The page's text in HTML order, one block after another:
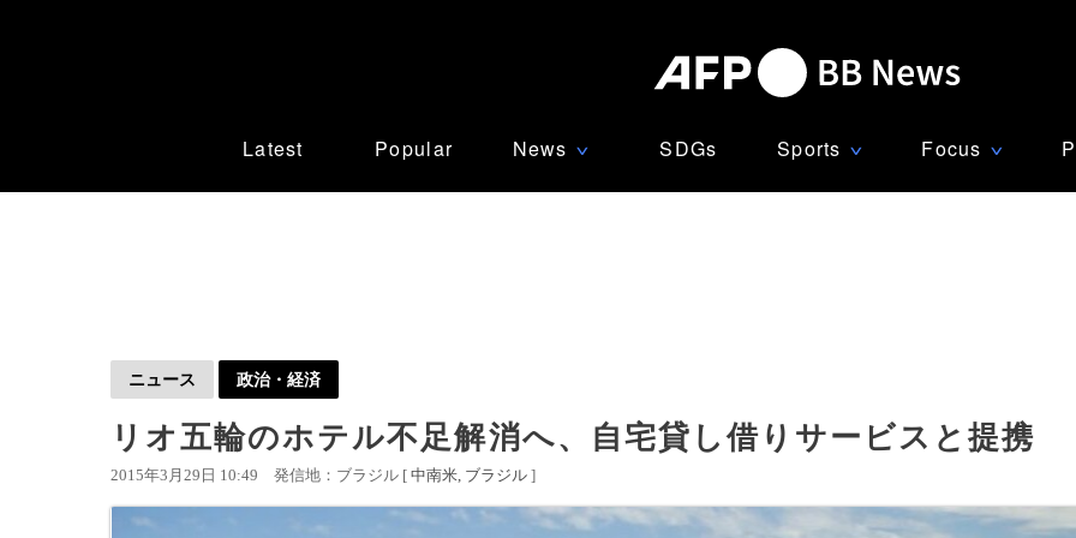
Latest Popular News ∨ SDGs Sports ∨ Focus ∨
ニュース 政治・経済
リオ五輪のホテル不足解消へ、自宅貸し借りサービスと提携
2015年3月29日 10:49 発信地：ブラジル [ 中南米 ブラジル ]